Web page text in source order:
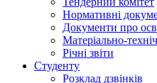
Нормативні
Документи про
Матеріально-
Річні звіти
Студенту
Розклад дзвінків